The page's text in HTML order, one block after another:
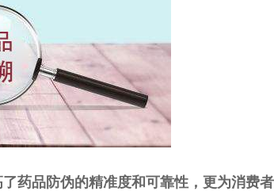
药品防伪的精准度和可靠性，更为消费